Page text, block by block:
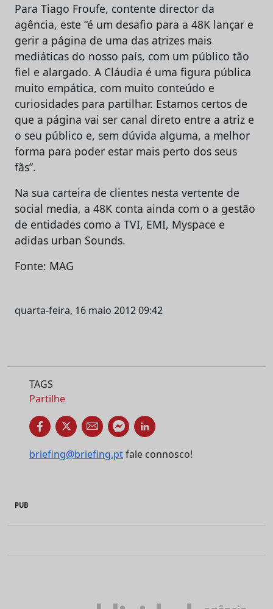
Para Tiago Froufe, contente director da
agência, este “é um desafio para a 48K lançar e
gerir a página de uma das atrizes mais
mediáticas do nosso país, com um público tão
fiel e alargado. A Cláudia é uma figura pública
muito empática, com muito conteúdo e
curiosidades para partilhar. Estamos certos de
que a página vai ser canal direto entre a atriz e
o seu público e, sem dúvida alguma, a melhor
forma para poder estar mais perto dos seus
fãs”.
Na sua carteira de clientes nesta vertente de
social media, a 48K conta ainda com o a gestão
de entidades como a TVI, EMI, Myspace e
adidas urban Sounds.
Fonte: MAG
quarta-feira, 16 maio 2012 09:42
TAGS
Partilhe
briefing@briefing.ptfale connosco!
PUB